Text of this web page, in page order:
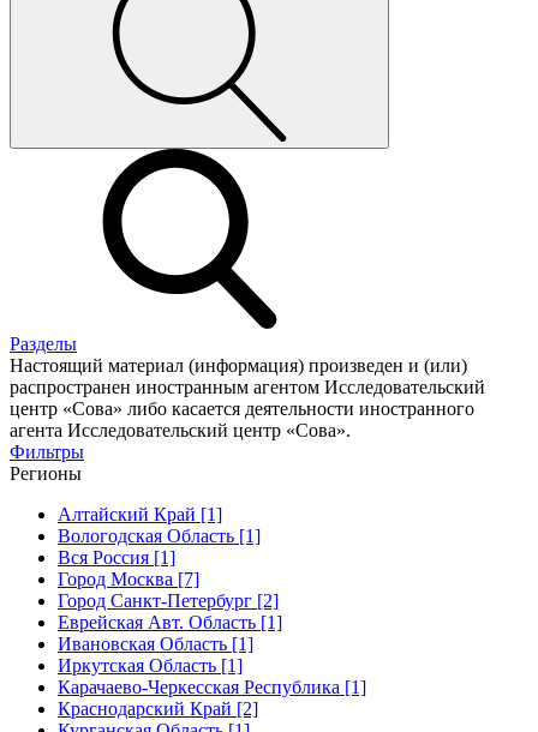
Разделы
Настоящий материал (информация) произведен и (или)
распространен иностранным агентом Исследовательский
центр «Сова» либо касается деятельности иностранного
агента Исследовательский центр «Сова».
Фильтры
Регионы
Алтайский Край [1]
Вологодская Область [1]
Вся Россия [1]
Город Москва [7]
Город Санкт-Петербург [2]
Еврейская Авт. Область [1]
Ивановская Область [1]
Иркутская Область [1]
Карачаево-Черкесская Республика [1]
Краснодарский Край [2]